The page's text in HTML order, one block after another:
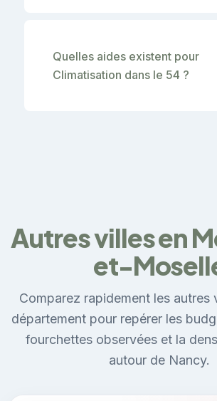
Quelles aides existent pour
Climatisation dans le 54 ?
Autres villes en
et-
Comparez rapidement les autres
département pour repérer les
fourchettes observées et la
autour de Nancy.